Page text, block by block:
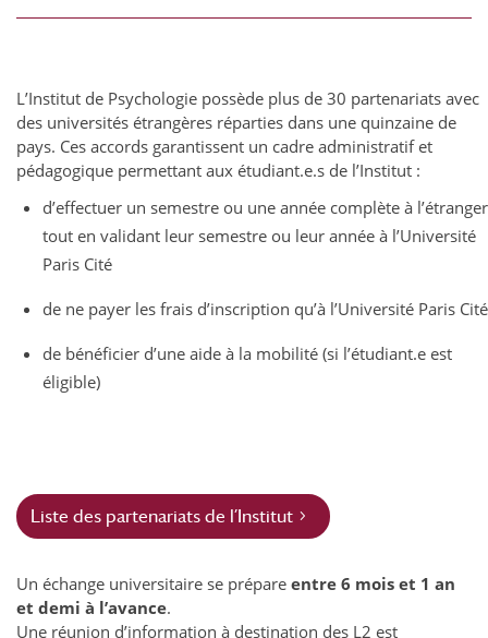
L’Institut de Psychologie possède plus de 30 partenariats avec
des universités étrangères réparties dans une quinzaine de
pays. Ces accords garantissent un cadre administratif et
pédagogique permettant aux étudiant.e.s de l’Institut :
d’effectuer un semestre ou une année complète à l’étranger
tout en validant leur semestre ou leur année à l’Université
Paris Cité
de ne payer les frais d’inscription qu’à l’Université Paris Cité
de bénéficier d’une aide à la mobilité (si l’étudiant.e est
éligible)
Liste des partenariats de l’Institut
Un échange universitaire se prépare entre 6 mois et 1 an
et demi à l’avance.
Une réunion d’information à destination des L2 est